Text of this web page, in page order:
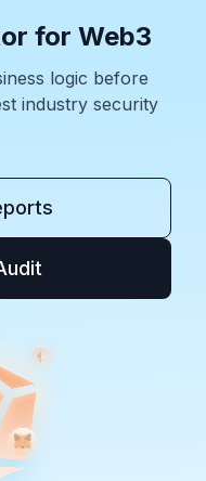
for Web3
logic before
industry security